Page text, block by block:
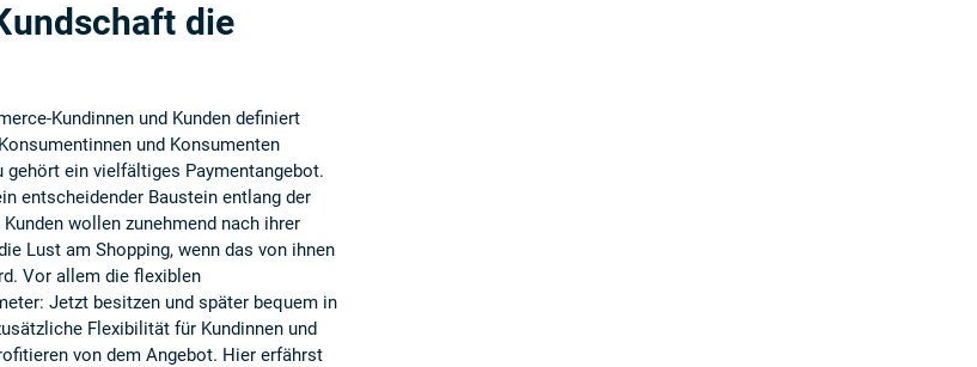
die
Kundinnen und Kunden definiert
und Konsumenten
ein vielfältiges Paymentangebot.
entscheidender Baustein entlang der
wollen zunehmend nach ihrer
Lust am Shopping, wenn das von ihnen
Vor allem die flexiblen
Jetzt besitzen und später bequem in
Flexibilität für Kundinnen und
von dem Angebot. Hier erfährst